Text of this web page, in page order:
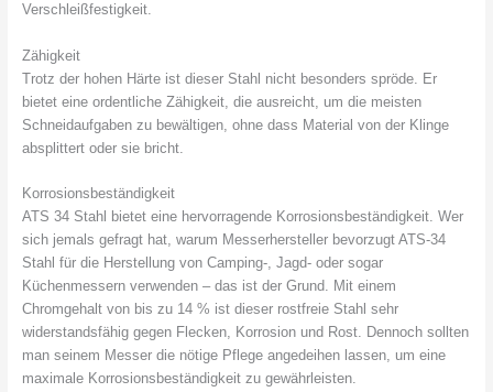
Verschleißfestigkeit.
Zähigkeit
Trotz der hohen Härte ist dieser Stahl nicht besonders spröde. Er
bietet eine ordentliche Zähigkeit, die ausreicht, um die meisten
Schneidaufgaben zu bewältigen, ohne dass Material von der Klinge
absplittert oder sie bricht.
Korrosionsbeständigkeit
ATS 34 Stahl bietet eine hervorragende Korrosionsbeständigkeit. Wer
sich jemals gefragt hat, warum Messerhersteller bevorzugt ATS-34
Stahl für die Herstellung von Camping-, Jagd- oder sogar
Küchenmessern verwenden – das ist der Grund. Mit einem
Chromgehalt von bis zu 14 % ist dieser rostfreie Stahl sehr
widerstandsfähig gegen Flecken, Korrosion und Rost. Dennoch sollten
man seinem Messer die nötige Pflege angedeihen lassen, um eine
maximale Korrosionsbeständigkeit zu gewährleisten.